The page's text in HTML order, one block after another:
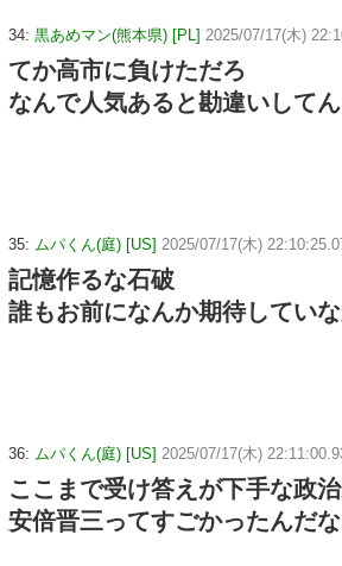
34: 黒あめマン(熊本県) [PL] 2025/07/17(木)
てか高市に負けただろ
なんで人気あると勘違いして
35: ムパくん(庭) [US] 2025/07/17(木)
記憶作るな石破
誰もお前になんか期待してい
36: ムパくん(庭) [US] 2025/07/17(木)
ここまで受け答えが下手な政
安倍晋三ってすごかったんだな